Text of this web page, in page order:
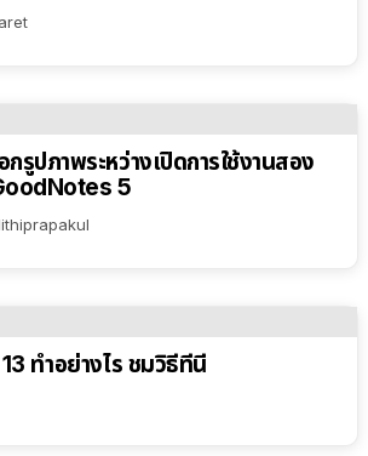
รูปภาพระหว่างเปิดการใช้งานสอง
5
ทำอย่างไร ชมวิธีที่นี่